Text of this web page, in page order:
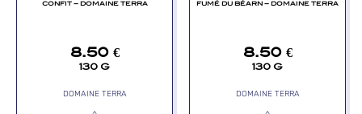
CONFIT – DOMAINE TERRA
8.50 €
130 G
DOMAINE TERRA
FUMÉ DU BÉARN – DOMAINE TERRA
8.50 €
130 G
DOMAINE TERRA